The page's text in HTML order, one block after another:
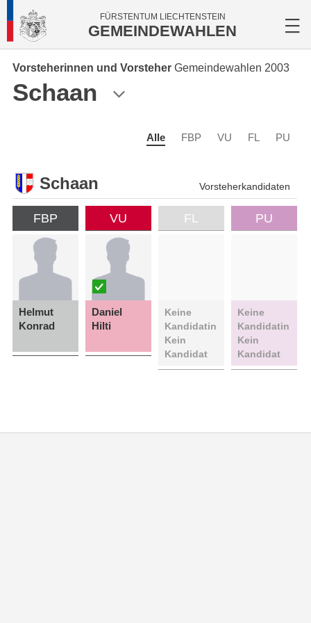
FÜRSTENTUM LIECHTENSTEIN
GEMEINDEWAHLEN
Vorsteherinnen und Vorsteher Gemeindewahlen 2003
Schaan
Alle FBP VU FL PU
Schaan Vorsteherkandidaten
FBP
Helmut
Konrad
VU
Daniel
Hilti
FL
Keine
Kandidatin
Kein
Kandidat
PU
Keine
Kandidatin
Kein
Kandidat